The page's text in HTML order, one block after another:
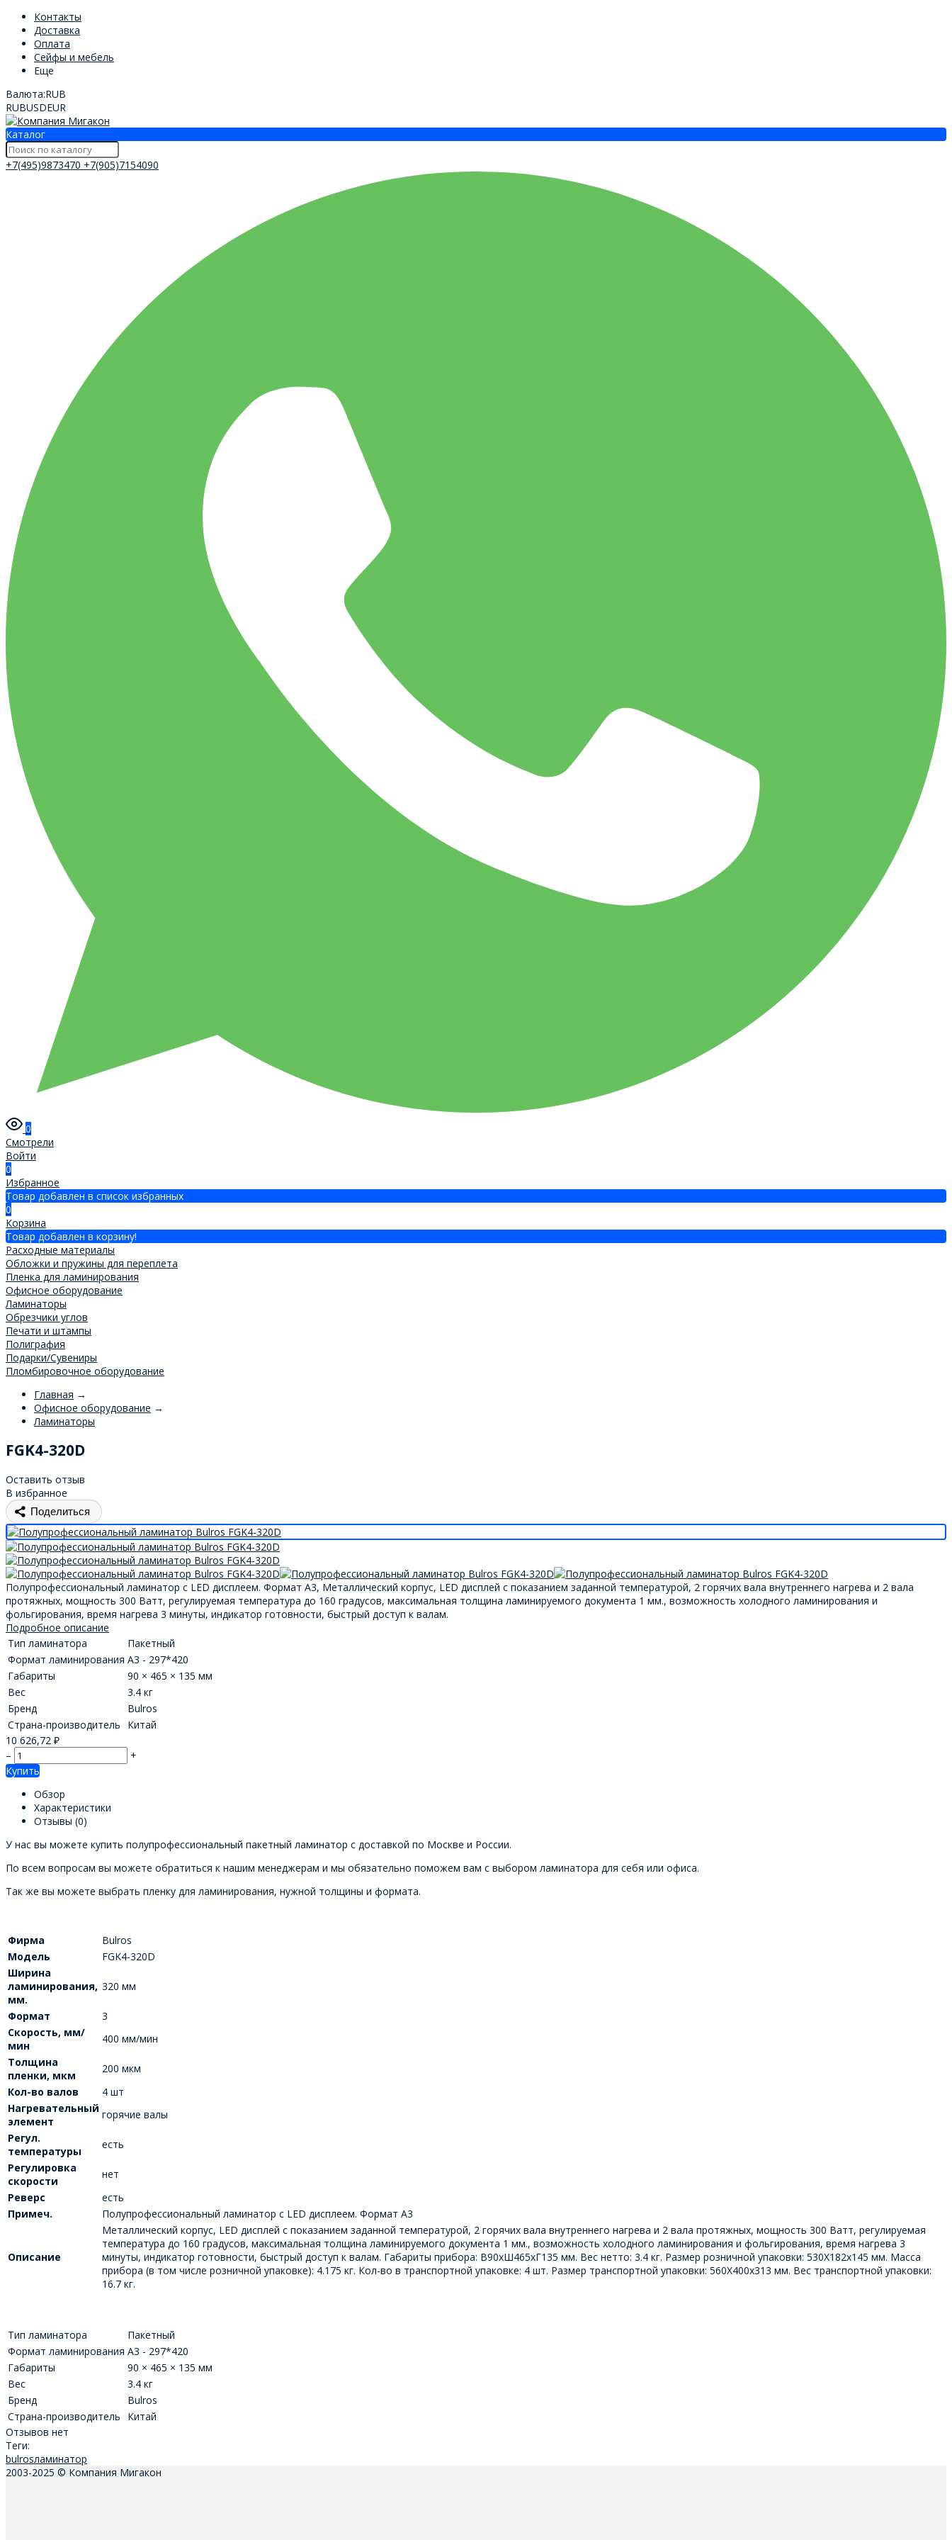
Контакты
Доставка
Оплата
Сейфы и мебель
Еще
Валюта:RUB
RUBUSDEUR
Каталог
+7(495)9873470 +7(905)7154090
0
Смотрели
Войти
0
Избранное
Товар добавлен в список избранных
0
Корзина
Товар добавлен в корзину!
Расходные материалы
Обложки и пружины для переплета
Пленка для ламинирования
Офисное оборудование
Ламинаторы
Обрезчики углов
Печати и штампы
Полиграфия
Подарки/Сувениры
Пломбировочное оборудование
Главная →
Офисное оборудование →
Ламинаторы
FGK4-320D
Оставить отзыв
В избранное
Поделиться
Полупрофессиональный ламинатор с LED дисплеем. Формат А3, Металлический корпус, LED дисплей с показанием заданной температурой, 2 горячих вала внутреннего нагрева и 2 вала
протяжных, мощность 300 Ватт, регулируемая температура до 160 градусов, максимальная толщина ламинируемого документа 1 мм., возможность холодного ламинирования и
фольгирования, время нагрева 3 минуты, индикатор готовности, быстрый доступ к валам.
Подробное описание
Тип ламинатора
Пакетный
Формат ламинирования А3 - 297*420
Габариты
90 × 465 × 135 мм
Вес
3.4 кг
Бренд
Bulros
Страна-производитель
Китай
10 626,72 ₽
–
+
Купить
Обзор
Характеристики
Отзывы (0)
У нас вы можете купить полупрофессиональный пакетный ламинатор с доставкой по Москве и России.
По всем вопросам вы можете обратиться к нашим менеджерам и мы обязательно поможем вам с выбором ламинатора для себя или офиса.
Так же вы можете выбрать пленку для ламинирования, нужной толщины и формата.
Фирма
Bulros
Модель
FGK4-320D
Ширина
ламинирования,
мм.
320 мм
Формат
3
Скорость, мм/
мин
400 мм/мин
Толщина
пленки, мкм
200 мкм
Кол-во валов
4 шт
Нагревательный
элемент
горячие валы
Регул.
температуры
есть
Регулировка
скорости
нет
Реверс
есть
Примеч.
Полупрофессиональный ламинатор с LED дисплеем. Формат А3
Описание
Металлический корпус, LED дисплей с показанием заданной температурой, 2 горячих вала внутреннего нагрева и 2 вала протяжных, мощность 300 Ватт, регулируемая
температура до 160 градусов, максимальная толщина ламинируемого документа 1 мм., возможность холодного ламинирования и фольгирования, время нагрева 3
минуты, индикатор готовности, быстрый доступ к валам. Габариты прибора: В90xШ465хГ135 мм. Вес нетто: 3.4 кг. Размер розничной упаковки: 530Х182х145 мм. Масса
прибора (в том числе розничной упаковке): 4.175 кг. Кол-во в транспортной упаковке: 4 шт. Размер транспортной упаковки: 560Х400х313 мм. Вес транспортной упаковки:
16.7 кг.
Тип ламинатора
Пакетный
Формат ламинирования А3 - 297*420
Габариты
90 × 465 × 135 мм
Вес
3.4 кг
Бренд
Bulros
Страна-производитель
Китай
Отзывов нет
Теги:
bulrosламинатор
2003-2025 © Компания Мигакон